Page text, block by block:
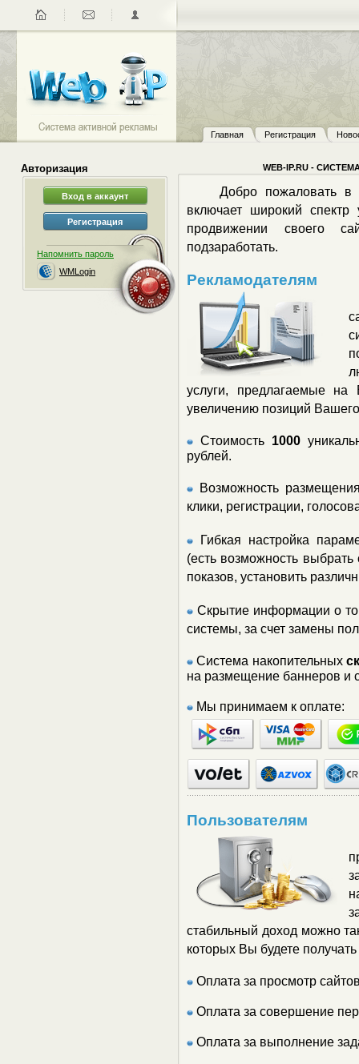
Главная Регистрация
Авторизация
Напомнить пароль
WMLogin
WEB-IP.RU -
Добро пожаловать в
включает широкий
продвижении своего
подзаработать.
Рекламодателям
услуги, предлагаемые на
увеличению позиций
Стоимость 1000
рублей.
Возможность
клики, регистрации,
Гибкая настройка
(есть возможность выбрать
показов, установить
Скрытие информации о
системы, за счет замены
Система накопительных
на размещение баннеров и
Мы принимаем к оплате:
Пользователям
стабильный доход можно
которых Вы будете
Оплата за просмотр
Оплата за совершение
Оплата за выполнение